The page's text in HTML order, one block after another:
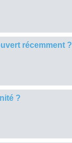
récemment ?
?